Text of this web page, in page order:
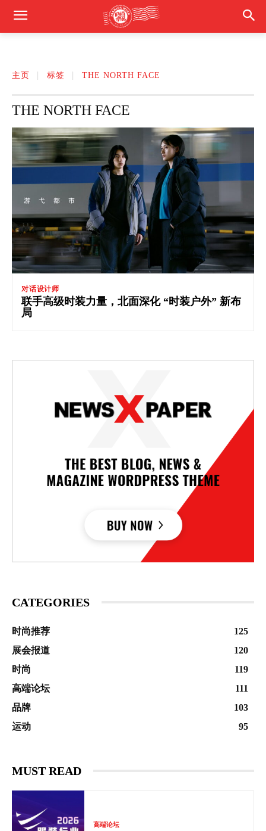
主页 标签 THE NORTH FACE
THE NORTH FACE
对话设计师
联手高级时装力量，北面深化 “时装户外” 新布
局
CATEGORIES
时尚推荐
125
展会报道
120
时尚
119
高端论坛
111
品牌
103
运动
95
MUST READ
高端论坛